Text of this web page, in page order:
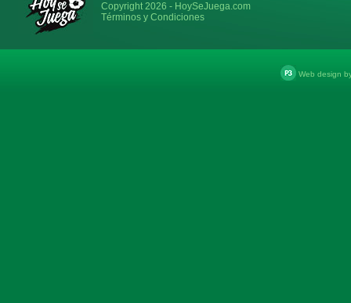
Copyright 2026 - HoySeJuega.com
Términos y Condiciones
Web design